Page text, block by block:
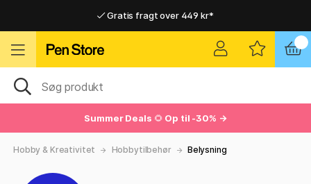
Gratis fragt over 449 kr*
Hurtigt til dør eller pakkeshop
Hurtigt til dør eller pakkeshop
Summer Deals 🌻 Op til -30% →
Hobby & Kreativitet Hobbytilbehør Belysning